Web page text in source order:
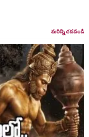
మరిన్ని చదవండి